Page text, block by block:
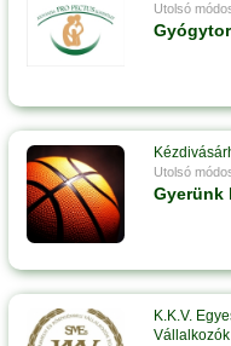
Utolsó
Utolsó
Gyerünk
K.K.V.